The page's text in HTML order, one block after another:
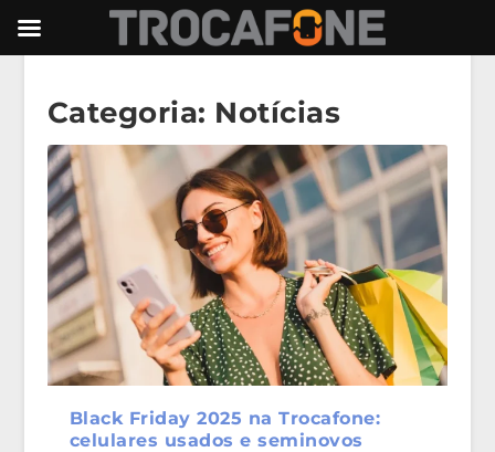
Categoria: Notícias
Black Friday 2025 na Trocafone:
celulares usados e seminovos